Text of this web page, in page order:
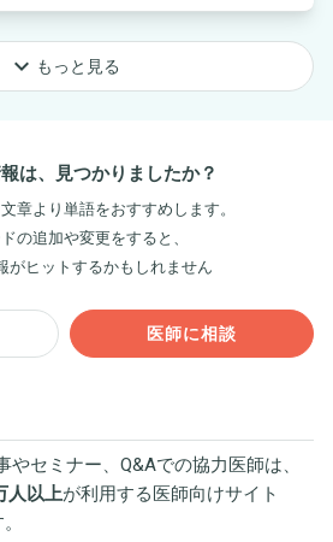
keyboard_arrow_down もっと見る
は、見つかりましたか？
章より単語をおすすめします。
の追加や変更をすると、
がヒットするかもしれません
医師に相談
セミナー、Q&Aでの協力医師は、
人以上が利用する医師向けサイト